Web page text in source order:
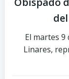
El martes 9
Linares,